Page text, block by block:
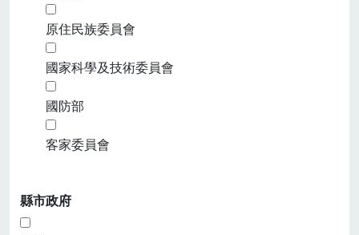
原住民族委員會
國家科學及技術委員會
國防部
客家委員會
縣市政府